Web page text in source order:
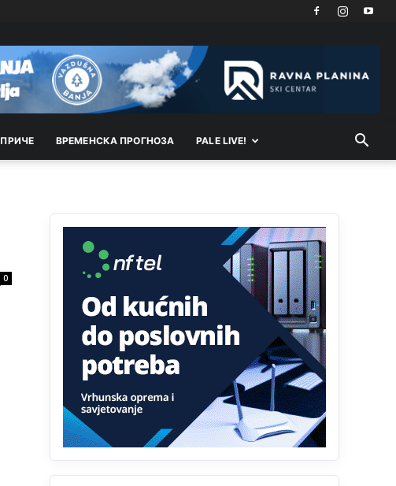
ПРИЧЕ ВРEМEНСКА ПРОГНОЗА PALE LIVE!
0
Kuniocu ide q u guz...
Анонимно2808843 јуче
Анонимно2810587 11:11
vjeka,neko rece za Radovana i Ratka kaki su oni
srbi...i poce dalje da besjedi znam ja dobro sta je
bilo u Ag-ci...
Анонимно2810587
Proguglajte
Анонимно2810587 11:21
O kako su cudni lvi ljudi,uzeli bi sve da mogu...a
ja srce svima fajem,radujem se tudjoj sreci.I ko
ima i ko nema na iso ce mjesto leci!
Анонимно2810587
Nije u svijetu problem,nahraniti siromasnd,kako
nahraniti bogate!?